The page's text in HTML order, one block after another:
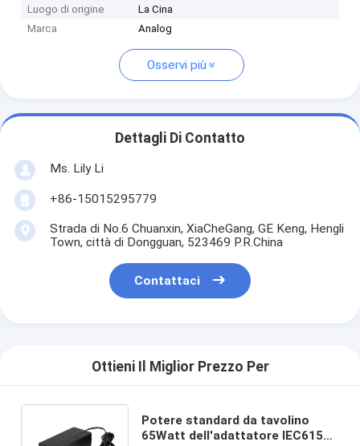
Luogo di origine
La Cina
Marca
Analog
Osservi più
Dettagli Di Contatto
Ms. Lily Li
+86-15015295779
Strada di No.6 Chuanxin, XiaCheGang, GE Keng, Hengli
Town, città di Dongguan, 523469 P.R.China
Contattaci
Ottieni Il Miglior Prezzo Per
Potere standard da tavolino
65Watt dell'adattatore IEC61558